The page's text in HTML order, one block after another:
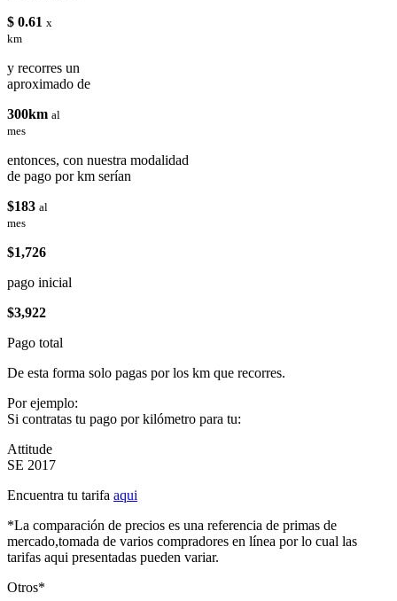
$ 0.61 x
km
y recorres un
aproximado de
300km al
mes
entonces, con nuestra modalidad
de pago por km serían
$183 al
mes
$1,726
pago inicial
$3,922
Pago total
De esta forma solo pagas por los km que recorres.
Por ejemplo:
Si contratas tu pago por kilómetro para tu:
Attitude
SE 2017
Encuentra tu tarifa aqui
*La comparación de precios es una referencia de primas de
mercado,tomada de varios compradores en línea por lo cual las
tarifas aqui presentadas pueden variar.
Otros*